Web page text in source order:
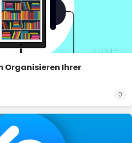
Organisieren Ihrer
0